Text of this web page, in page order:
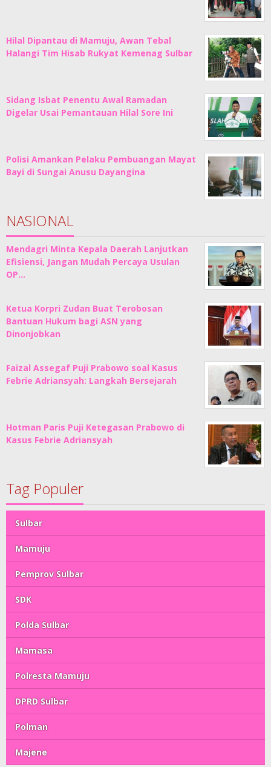
Hilal Dipantau di Mamuju, Awan Tebal
Halangi Tim Hisab Rukyat Kemenag Sulbar
Sidang Isbat Penentu Awal Ramadan
Digelar Usai Pemantauan Hilal Sore Ini
Polisi Amankan Pelaku Pembuangan Mayat
Bayi di Sungai Anusu Dayangina
NASIONAL
Mendagri Minta Kepala Daerah Lanjutkan
Efisiensi, Jangan Mudah Percaya Usulan
OP…
Ketua Korpri Zudan Buat Terobosan
Bantuan Hukum bagi ASN yang
Dinonjobkan
Faizal Assegaf Puji Prabowo soal Kasus
Febrie Adriansyah: Langkah Bersejarah
Hotman Paris Puji Ketegasan Prabowo di
Kasus Febrie Adriansyah
Tag Populer
Sulbar
Mamuju
Pemprov Sulbar
SDK
Polda Sulbar
Mamasa
Polresta Mamuju
DPRD Sulbar
Polman
Majene